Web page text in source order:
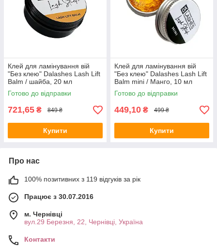
Клей для ламінування вій
"Без клею" Dalashes Lash Lift
Balm / шайба, 20 мл
Готово до відправки
721,65 ₴ 849 ₴
Купити
Клей для ламінування вій
"Без клею" Dalashes Lash Lift
Balm mini / Манго, 10 мл
Готово до відправки
449,10 ₴ 499 ₴
Купити
Про нас
100% позитивних з 119 відгуків за рік
Працює з 30.07.2016
м. Чернівці
вул.29 Березня, 22, Чернівці, Україна
Контакти